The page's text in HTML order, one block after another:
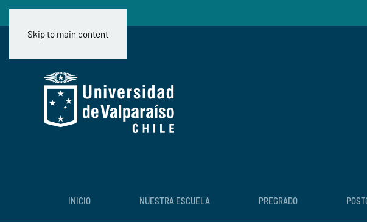
Skip to main content
INICIO NUESTRA ESCUELA PREGRADO